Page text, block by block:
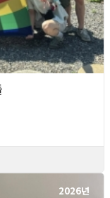
2026년